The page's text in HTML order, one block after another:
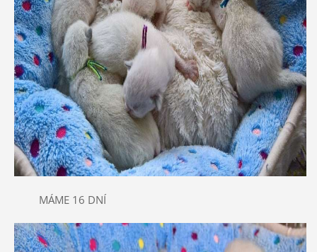
MÁME 16 DNÍ